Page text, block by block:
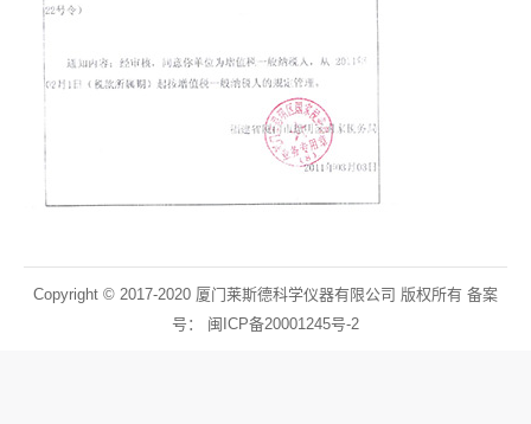
Copyright © 2017-2020 厦门莱斯德科学仪器有限公司 版权所有 备案
号： 闽ICP备20001245号-2